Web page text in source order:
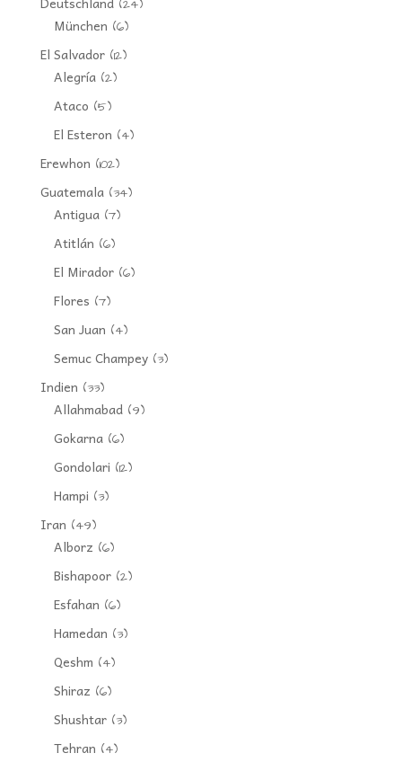
(24)
München (6)
El Salvador(12)
Alegría(2)
Ataco (5)
El Esteron (4)
Erewhon (102)
Guatemala(34)
Antigua(7)
Atitlán (6)
El Mirador(6)
Flores (7)
San Juan (4)
Semuc Champey(3)
Indien (33)
Allahmabad(9)
Gokarna(6)
Gondolari (12)
Hampi (3)
Iran (49)
Alborz (6)
Bishapoor(2)
Esfahan (6)
Hamedan (3)
Qeshm (4)
Shiraz (6)
Shushtar(3)
Tehran (4)